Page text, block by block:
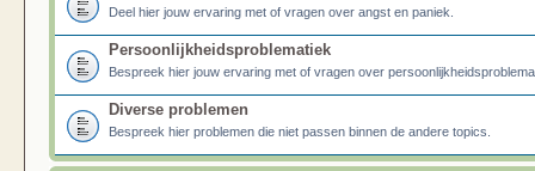
Deel hier jouw ervaring met of vragen over angst en paniek.
Persoonlijkheidsproblematiek
Bespreek hier jouw ervaring met of vragen over
Diverse problemen
Bespreek hier problemen die niet passen binnen de andere topics.